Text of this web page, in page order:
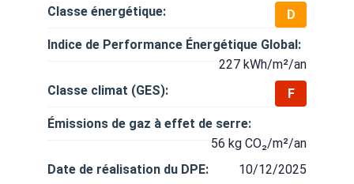
Classe énergétique:
D
Indice de Performance Énergétique Global:
227 kWh/m²/an
Classe climat (GES):
F
Émissions de gaz à effet de serre:
56 kg CO₂/m²/an
Date de réalisation du DPE:
10/12/2025